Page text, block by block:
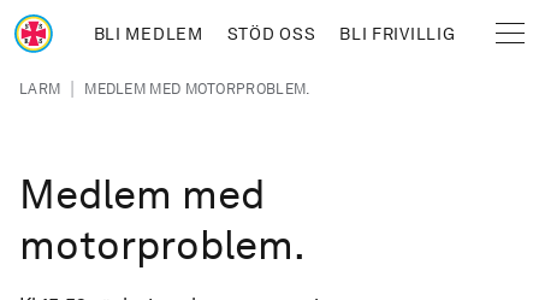
Hoppa till huvudinnehåll
BLI MEDLEM STÖD OSS BLI FRIVILLIG
Länkstig
LARM | MEDLEM MED MOTORPROBLEM.
Medlem med
motorproblem.